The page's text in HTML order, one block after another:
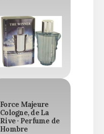
Force Majeure
Cologne, de La
Rive · Perfume de
Hombre